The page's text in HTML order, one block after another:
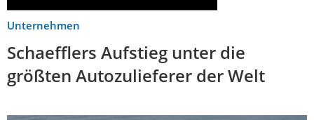
Unternehmen
Schaefflers Aufstieg unter die
größten Autozulieferer der Welt